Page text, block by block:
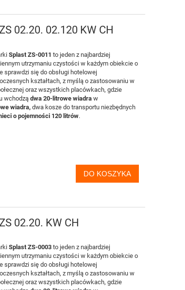
02.20. 02.120 KW CH
Splast ZS-0011 to jeden z najbardziej
utrzymaniu czystości w każdym obiekcie o
sprawdzi się do obsługi hotelowej
kształtach, z myślą o zastosowaniu w
oraz wszystkich placówkach, gdzie
wchodzą dwa 20-litrowe wiadraw
wiadra, dwa kosze do transportu niezbędnych
o pojemności 120 litrów.
DO KOSZYKA
02.20. KW CH
Splast ZS-0003to jeden z najbardziej
utrzymaniu czystości w każdym obiekcie o
sprawdzi się do obsługi hotelowej
kształtach, z myślą o zastosowaniu w
oraz wszystkich placówkach, gdzie